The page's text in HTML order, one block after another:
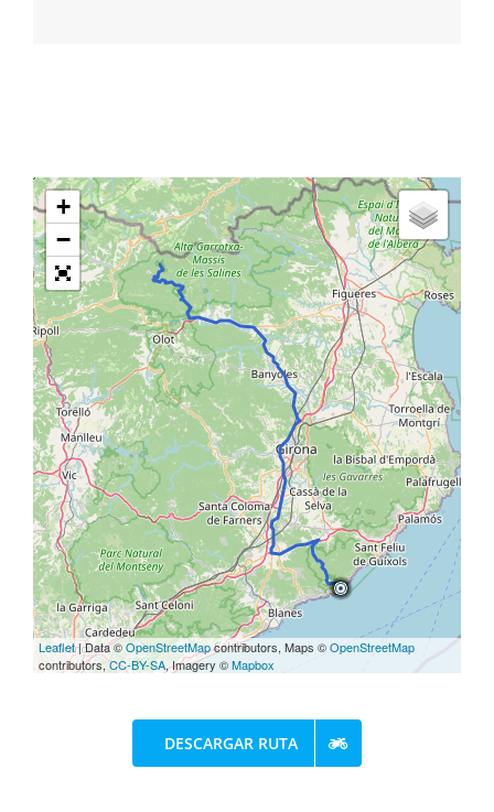
+
−
Leaflet| Data ©OpenStreetMapcontributors, Maps ©OpenStreetMap
contributors,CC-BY-SA, Imagery ©Mapbox
DESCARGAR RUTA